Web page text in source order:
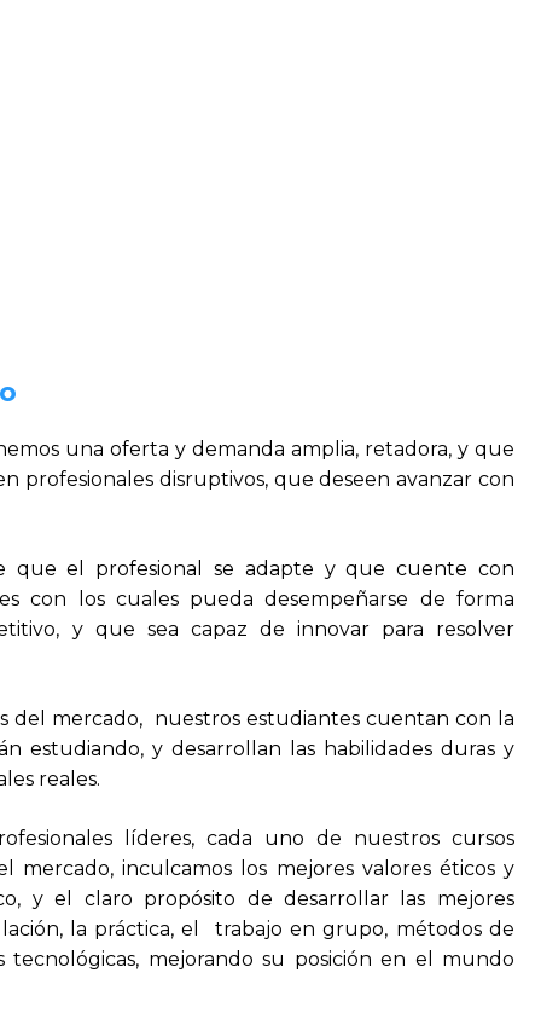
una oferta y demanda amplia, retadora, y que
profesionales disruptivos, que deseen avanzar con
que el profesional se adapte y que cuente con
con los cuales pueda desempeñarse de forma
y que sea capaz de innovar para resolver
del mercado, nuestros estudiantes cuentan con la
estudiando, y desarrollan las habilidades duras y
reales.
líderes, cada uno de nuestros cursos
mercado, inculcamos los mejores valores éticos y
y el claro propósito de desarrollar las mejores
la práctica, el trabajo en grupo, métodos de
mejorando su posición en el mundo